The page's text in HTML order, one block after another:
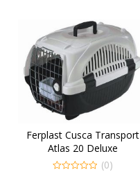
Ferplast Cusca Transport
Atlas 20 Deluxe
(0)